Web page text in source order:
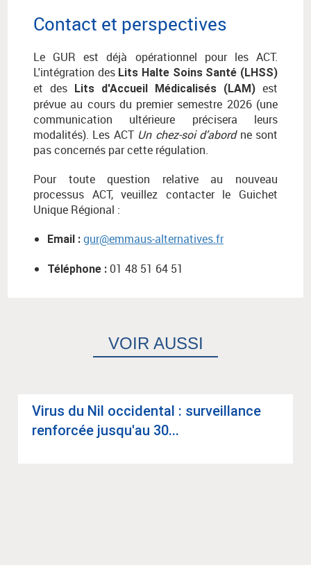
Contact et perspectives
Le GUR est déjà opérationnel pour les ACT.
L'intégration des Lits Halte Soins Santé (LHSS)
et des Lits d'Accueil Médicalisés (LAM) est
prévue au cours du premier semestre 2026 (une
communication ultérieure précisera leurs
modalités). Les ACT Un chez-soi d’abordne sont
pas concernés par cette régulation.
Pour toute question relative au nouveau
processus ACT, veuillez contacter le Guichet
Unique Régional :
Email : gur@emmaus-alternatives.fr
Téléphone : 01 48 51 64 51
VOIR AUSSI
Virus du Nil occi­den­tal : sur­veillance
ren­for­cée jus­qu'au 30...